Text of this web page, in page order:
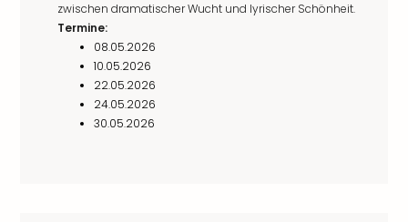
zwischen dramatischer Wucht und lyrischer Schönheit.
Termine:
08.05.2026
10.05.2026
22.05.2026
24.05.2026
30.05.2026